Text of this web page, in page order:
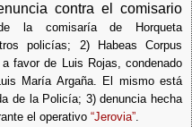
contra el comisario
la comisaría de Horqueta
policías; 2) Habeas Corpus
favor de Luis Rojas, condenado
María Argaña. El mismo está
de la Policía; 3) denuncia hecha
el operativo “Jerovia”.